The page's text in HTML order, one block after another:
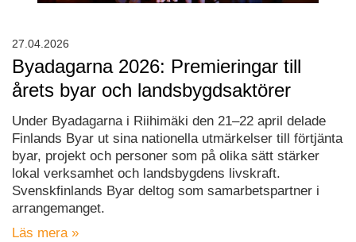
Byadagarna 2026: Premieringar till
årets byar och landsbygdsaktörer
Under Byadagarna i Riihimäki den 21–22 april delade
Finlands Byar ut sina nationella utmärkelser till förtjänta
byar, projekt och personer som på olika sätt stärker
lokal verksamhet och landsbygdens livskraft.
Svenskfinlands Byar deltog som samarbetspartner i
arrangemanget.
Läs mera »
27.04.2026